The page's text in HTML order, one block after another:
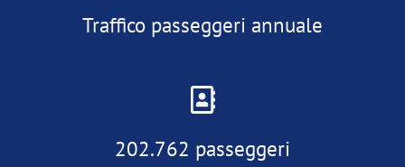
Traffico passeggeri annuale
202.762 passeggeri